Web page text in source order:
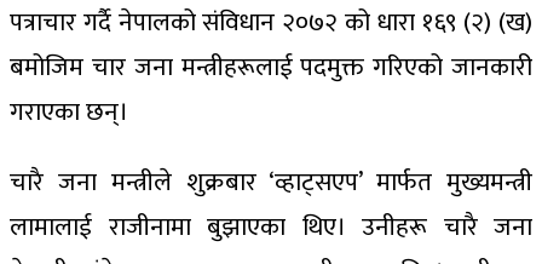
पत्राचार गर्दै नेपालको संविधान २०७२ को धारा १६९ (२) (ख)
बमोजिम चार जना मन्त्रीहरूलाई पदमुक्त गरिएको जानकारी
गराएका छन्।
चारै जना मन्त्रीले शुक्रबार ‘व्हाट्सएप’ मार्फत मुख्यमन्त्री
लामालाई राजीनामा बुझाएका थिए। उनीहरू चारै जना